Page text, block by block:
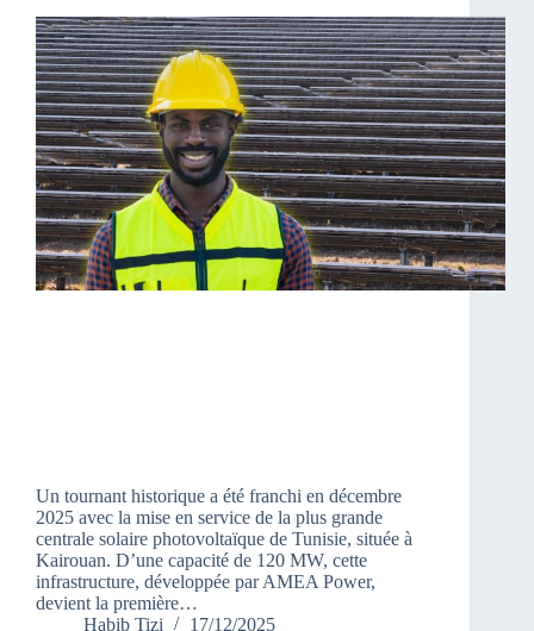
Un tournant historique a été franchi en décembre
2025 avec la mise en service de la plus grande
centrale solaire photovoltaïque de Tunisie, située à
Kairouan. D’une capacité de 120 MW, cette
infrastructure, développée par AMEA Power,
devient la première…
Habib Tizi
17/12/2025